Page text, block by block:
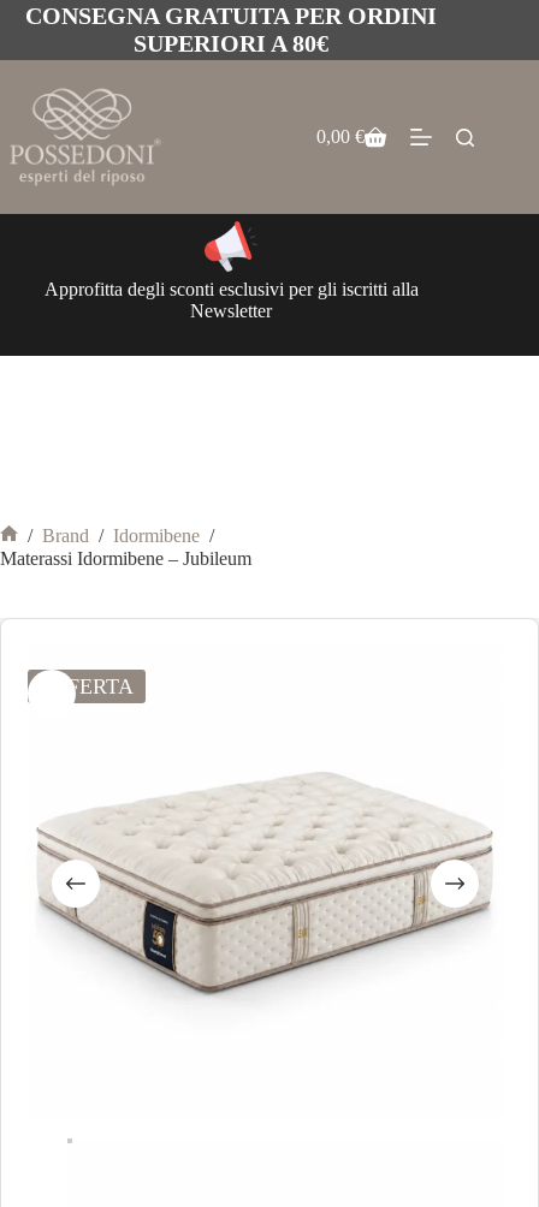
CONSEGNA GRATUITA PER ORDINI
SUPERIORI A 80€
0,00€
Approfitta degli sconti esclusivi per gli iscritti alla
Newsletter
/ Brand / Idormibene /
Materassi Idormibene – Jubileum
OFFERTA